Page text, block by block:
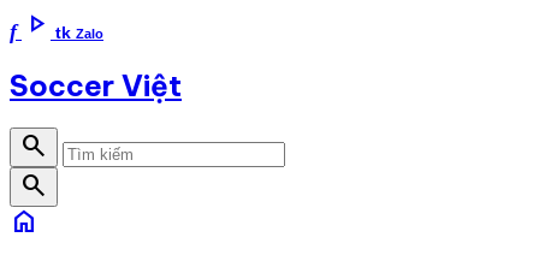
f play_arrow tk Zalo
Soccer Việt
search
search
home